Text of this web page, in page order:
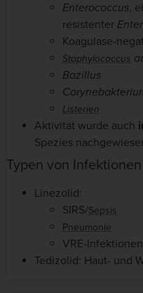
Enterococcus,
resistenter
Koagulase-
Staphylococcus
Bazillus
Listerien
Aktivität wurde auch
Spezies
Typen von Infektionen
Linezolid:
SIRS/Sepsis
Pneumonie
VRE-Infektionen
Tedizolid: Haut- und